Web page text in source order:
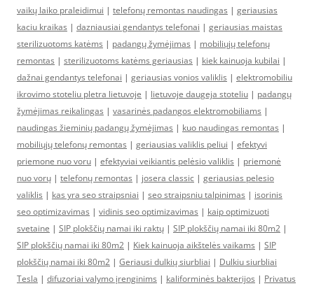
vaikų laiko praleidimui | telefonų remontas naudingas | geriausias
kaciu kraikas | dazniausiai gendantys telefonai | geriausias maistas
sterilizuotoms katėms | padangų žymėjimas | mobiliųjų telefonų
remontas | sterilizuotoms katėms geriausias | kiek kainuoja kubilai |
dažnai gendantys telefonai | geriausias vonios valiklis | elektromobiliu
ikrovimo stoteliu pletra lietuvoje | lietuvoje daugeja stoteliu | padangų
žymėjimas reikalingas | vasarinės padangos elektromobiliams |
naudingas žieminių padangų žymėjimas | kuo naudingas remontas |
mobiliųjų telefonų remontas | geriausias valiklis peliui | efektyvi
priemone nuo voru | efektyviai veikiantis pelėsio valiklis | priemonė
nuo vorų | telefonų remontas | josera classic | geriausias pelesio
valiklis | kas yra seo straipsniai | seo straipsniu talpinimas | isorinis
seo optimizavimas | vidinis seo optimizavimas | kaip optimizuoti
svetaine | SIP plokščių namai iki raktų | SIP plokščių namai iki 80m2 |
SIP plokščių namai iki 80m2 | Kiek kainuoja aikštelės vaikams | SIP
plokščių namai iki 80m2 | Geriausi dulkių siurbliai | Dulkiu siurbliai
Tesla | difuzoriai valymo įrenginims | kaliforminės bakterijos | Privatus